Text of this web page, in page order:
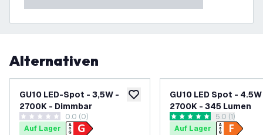
Alternativen
zur Wunschliste hinzufügen
GU10 LED-Spot - 3,5W -
2700K - Dimmbar
0 Bewertungssterne
0.0 (0)
Auf Lager
GU10 LED Spot -
2700K - 345 Lumen
5 Bewertungssterne
5.0 (1)
Auf Lager